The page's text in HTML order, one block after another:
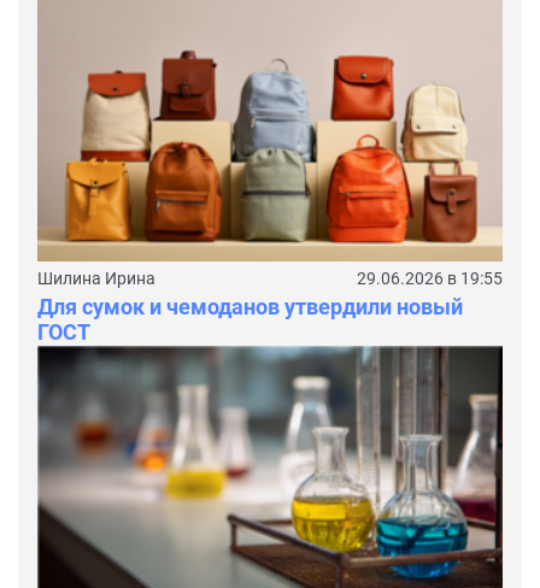
Шилина Ирина 29.06.2026 в 19:55
Для сумок и чемоданов утвердили новый
ГОСТ